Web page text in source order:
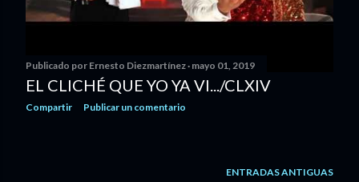
Publicado por Ernesto Diezmartínez mayo 01, 2019
EL CLICHÉ QUE YO YA VI.../CLXIV
Compartir Publicar un comentario
ENTRADAS ANTIGUAS